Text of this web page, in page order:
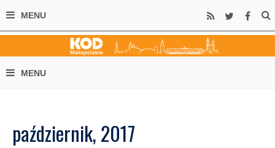
październik, 2017